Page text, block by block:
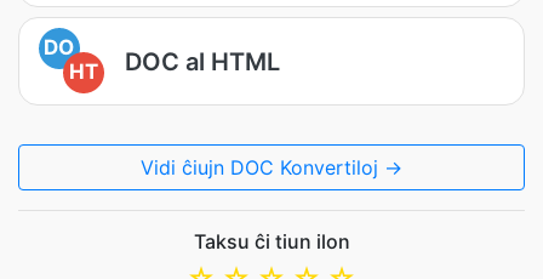
DO
HT
DOC al HTML
Vidi ĉiujn DOC Konvertiloj →
Taksu ĉi tiun ilon